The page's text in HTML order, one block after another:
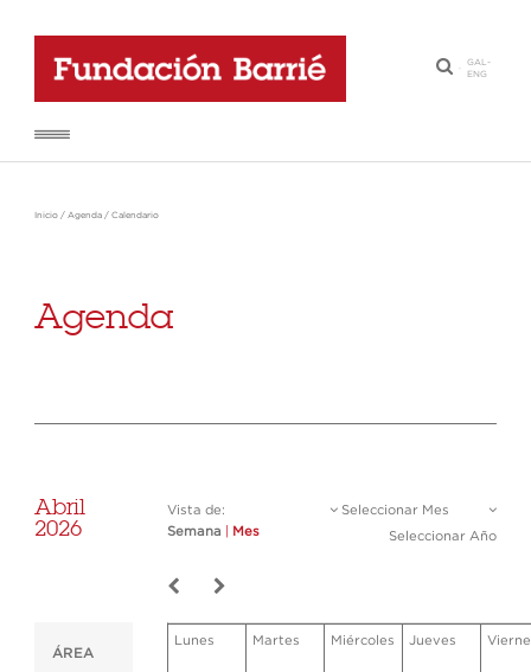
·
GAL-
ENG
Inicio / Agenda / Calendario
Agenda
Abril
2026
Vista de:
Semana
Mes
Seleccionar Mes
Seleccionar Año
ÁREA
Lunes Martes Miércoles Jueves